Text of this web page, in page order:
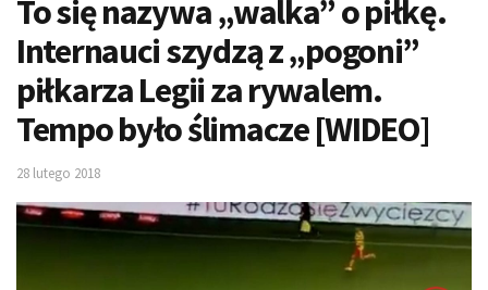
To się nazywa „walka” o piłkę.
Internauci szydzą z „pogoni”
piłkarza Legii za rywalem.
Tempo było ślimacze [WIDEO]
28 lutego 2018